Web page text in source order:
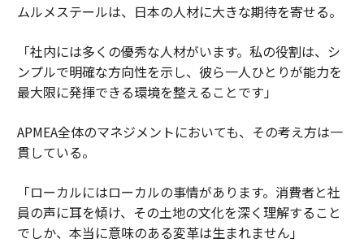
ムルメステールは、日本の人材に大きな期待を寄せる。
「社内には多くの優秀な人材がいます。私の役割は、シ
ンプルで明確な方向性を示し、彼ら一人ひとりが能力を
最大限に発揮できる環境を整えることです」
APMEA全体のマネジメントにおいても、その考え方は一
貫している。
「ローカルにはローカルの事情があります。消費者と社
員の声に耳を傾け、その土地の文化を深く理解すること
でしか、本当に意味のある変革は生まれません」